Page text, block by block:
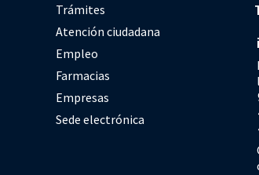
Trámites
Atención ciudadana
Empleo
Farmacias
Empresas
Sede electrónica